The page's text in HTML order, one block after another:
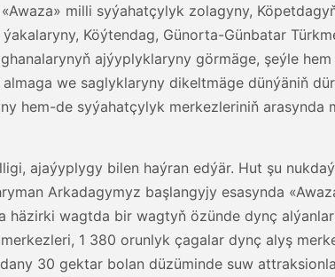
milli syýahatçylyk zolagyny,
Köýtendag, Günorta-Günbatar
ajýyplyklaryny görmäge, şeýle hem
we saglyklaryny dikeltmäge dünýäniň
hem-de syýahatçylyk merkezleriniň arasynda
ajaýyplygy bilen haýran edýär. Hut şu
Arkadagymyz başlangyjy esasynda
wagtda bir wagtyň özünde dynç
1 380 orunlyk çagalar dynç alyş
30 gektar bolan düzüminde suw